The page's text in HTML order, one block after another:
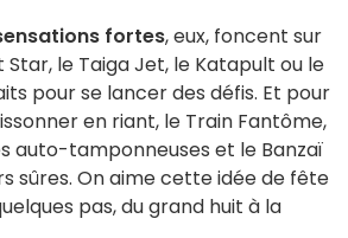
fortes, eux, foncent sur
Star, le Taiga Jet, le Katapult ou le
pour se lancer des défis. Et pour
en riant, le Train Fantôme,
auto-tamponneuses et le Banzaï
sûres. On aime cette idée de fête
pas, du grand huit à la